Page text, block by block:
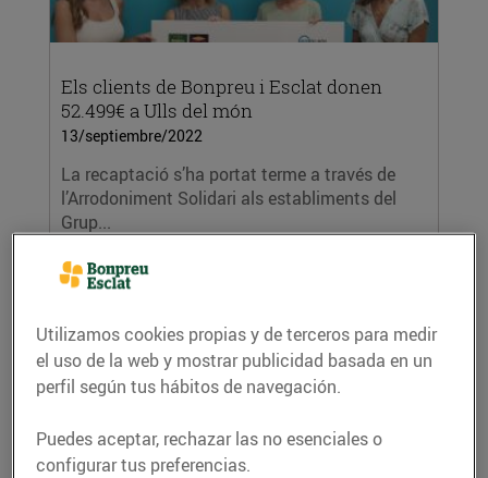
Els clients de Bonpreu i Esclat donen
52.499€ a Ulls del món
13/septiembre/2022
La recaptació s’ha portat terme a través de
l’Arrodoniment Solidari als establiments del
Grup...
Utilizamos cookies propias y de terceros para medir
el uso de la web y mostrar publicidad basada en un
perfil según tus hábitos de navegación.
Puedes aceptar, rechazar las no esenciales o
configurar tus preferencias.